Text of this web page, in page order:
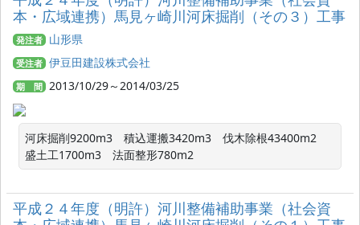
本・広域連携）馬見ヶ崎川河床掘削（その３）工事
発注者 山形県
受注者 伊豆田建設株式会社
期 間 2013/10/29～2014/03/25
河床掘削9200m3　積込運搬3420m3　伐木除根43400m2
盛土工1700m3　法面整形780m2
平成２４年度（明許）河川整備補助事業（社会資